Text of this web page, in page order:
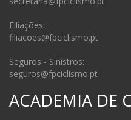
Filiações:
filiacoes@fpciclismo.pt
Seguros - Sinistros:
seguros@fpciclismo.pt
ACADEMIA DE